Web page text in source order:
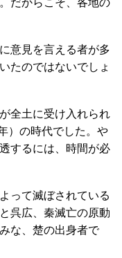
意見を言える者が多
たのではないでしょ
全土に受け入れられ
）の時代でした。や
するには、時間が必
って滅ぼされている
呉広、秦滅亡の原動
な、楚の出身者で